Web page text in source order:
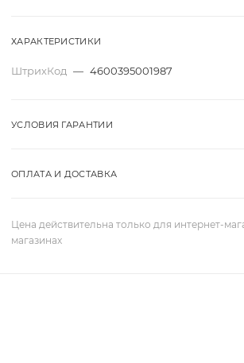
ХАРАКТЕРИСТИКИ
ШтрихКод — 4600395001987
УСЛОВИЯ ГАРАНТИИ
ОПЛАТА И ДОСТАВКА
Цена действительна только для интернет-
магазинах